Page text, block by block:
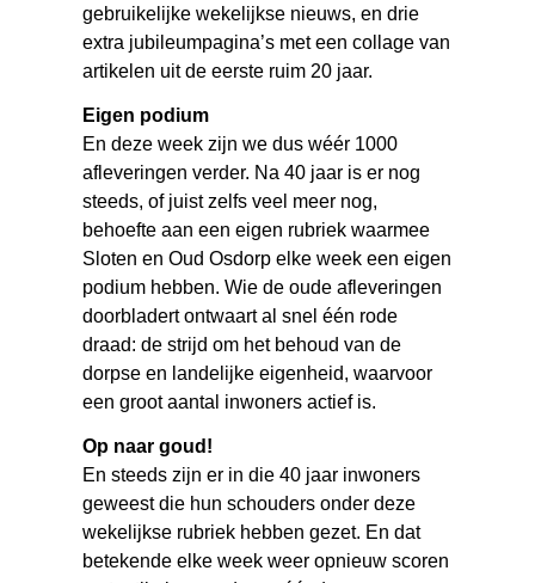
gebruikelijke wekelijkse nieuws, en drie
extra jubileumpagina’s met een collage van
artikelen uit de eerste ruim 20 jaar.
Eigen podium
En deze week zijn we dus wéér 1000
afleveringen verder. Na 40 jaar is er nog
steeds, of juist zelfs veel meer nog,
behoefte aan een eigen rubriek waarmee
Sloten en Oud Osdorp elke week een eigen
podium hebben. Wie de oude afleveringen
doorbladert ontwaart al snel één rode
draad: de strijd om het behoud van de
dorpse en landelijke eigenheid, waarvoor
een groot aantal inwoners actief is.
Op naar goud!
En steeds zijn er in die 40 jaar inwoners
geweest die hun schouders onder deze
wekelijkse rubriek hebben gezet. En dat
betekende elke week weer opnieuw scoren